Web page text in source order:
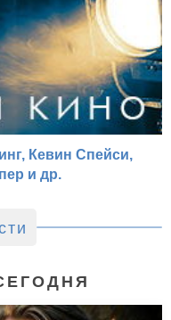
Кевин Спейси,
и др.